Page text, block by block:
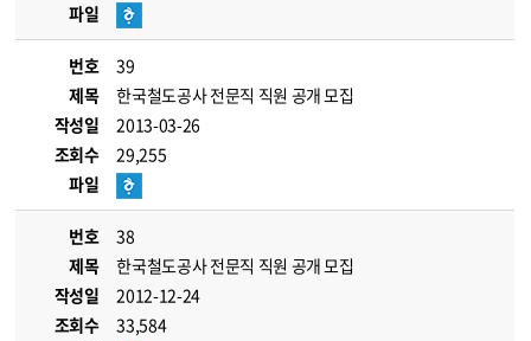
파일
번호
39
제목
한국철도공사 전문직 직원 공개 모집
작성일
2013-03-26
조회수
29,255
파일
번호
38
제목
한국철도공사 전문직 직원 공개 모집
작성일
2012-12-24
조회수
33,584